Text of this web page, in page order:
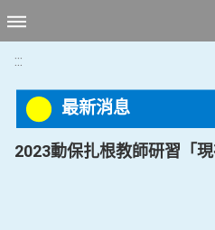
:::
最新消息
2023動保扎根教師研習「